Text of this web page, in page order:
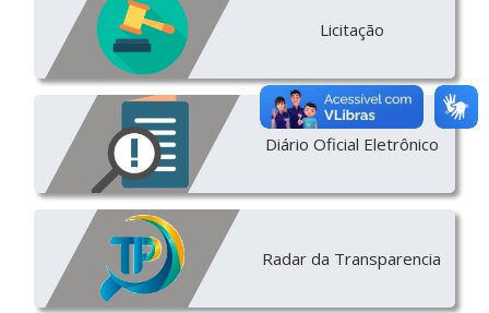
Licitação
Diário Oficial Eletrônico
Radar da Transparencia